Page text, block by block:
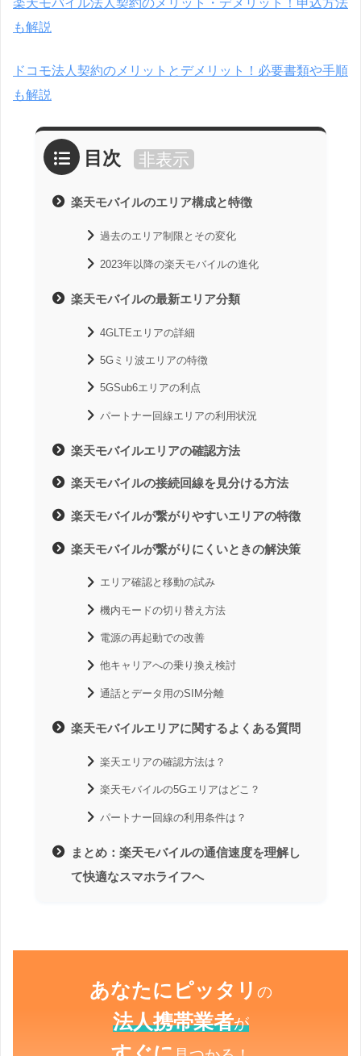
も解説
ドコモ法人契約のメリットとデメリット！必要書類や手順
も解説
目次 非表示
楽天モバイルのエリア構成と特徴
過去のエリア制限とその変化
2023年以降の楽天モバイルの進化
楽天モバイルの最新エリア分類
4GLTEエリアの詳細
5Gミリ波エリアの特徴
5GSub6エリアの利点
パートナー回線エリアの利用状況
楽天モバイルエリアの確認方法
楽天モバイルの接続回線を見分ける方法
楽天モバイルが繋がりやすいエリアの特徴
楽天モバイルが繋がりにくいときの解決策
エリア確認と移動の試み
機内モードの切り替え方法
電源の再起動での改善
他キャリアへの乗り換え検討
通話とデータ用のSIM分離
楽天モバイルエリアに関するよくある質問
楽天エリアの確認方法は？
楽天モバイルの5Gエリアはどこ？
パートナー回線の利用条件は？
まとめ：楽天モバイルの通信速度を理解し
て快適なスマホライフへ
あなたにピッタリ の
法人携帯業者が